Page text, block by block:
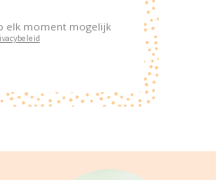
elk moment mogelijk